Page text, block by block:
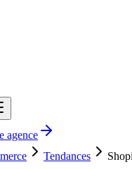
agence
Tendances